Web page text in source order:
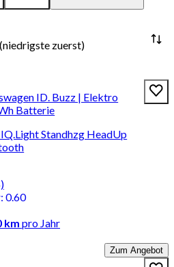
zuerst)
ID. Buzz | Elektro
Batterie
Standhzg HeadUp
: 0.60
km pro Jahr
Zum Angebot